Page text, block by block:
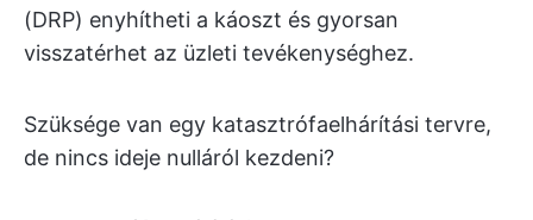
(DRP) enyhítheti a káoszt és gyorsan
visszatérhet az üzleti tevékenységhez.
Szüksége van egy katasztrófaelhárítási tervre,
de nincs ideje nulláról kezdeni?